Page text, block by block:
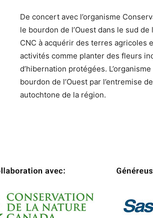
De concert avec l’organisme
le bourdon de l’Ouest dans le sud
CNC à acquérir des terres agricoles
activités comme planter des fleurs
d’hibernation protégées.
bourdon de l’Ouest par l’entremise
autochtone de la région.